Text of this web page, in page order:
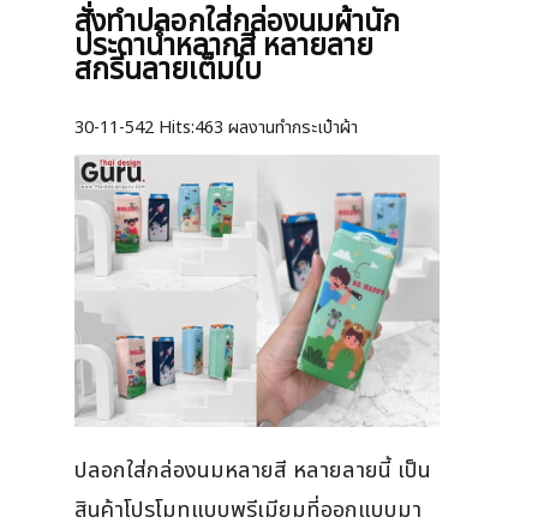
สั่งทำปลอกใส่กล่องนมผ้านัก
ประดาน้ำหลากสี หลายลาย
สกรีนลายเต็มใบ
30-11-542 Hits:463 ผลงานทำกระเป๋าผ้า
ปลอกใส่กล่องนมหลายสี หลายลายนี้ เป็น
สินค้าโปรโมทแบบพรีเมียมที่ออกแบบมา